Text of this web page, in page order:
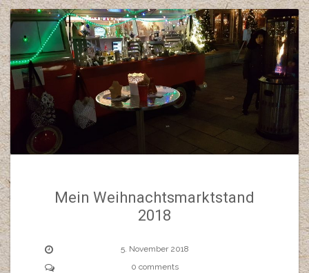
Mein Weihnachtsmarktstand
2018
5. November 2018
0 comments